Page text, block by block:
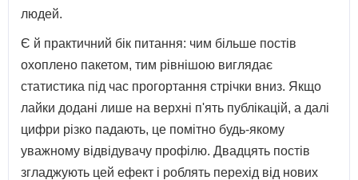
людей.
Є й практичний бік питання: чим більше постів
охоплено пакетом, тим рівнішою виглядає
статистика під час прогортання стрічки вниз. Якщо
лайки додані лише на верхні п'ять публікацій, а далі
цифри різко падають, це помітно будь-якому
уважному відвідувачу профілю. Двадцять постів
згладжують цей ефект і роблять перехід від нових